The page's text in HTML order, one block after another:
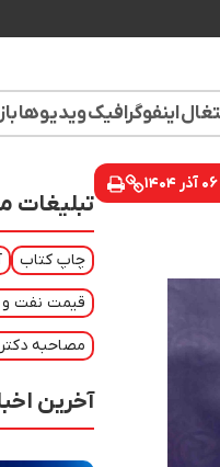
اینفوگرافیکویدیوها
تبلیغات
چاپ کتاب
قیمت نفت و
مصاحبه
آخرین